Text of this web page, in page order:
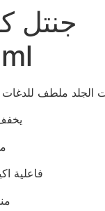
جنتل
للجد40ml
الجلد ملطف
فاعلية